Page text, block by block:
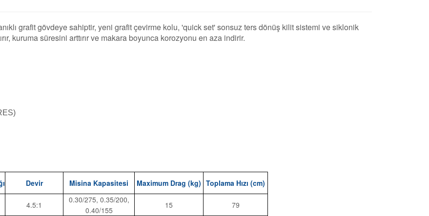
grafit gövdeye sahiptir, yeni grafit çevirme kolu, 'quick set' sonsuz ters dönüş kilit sistemi ve siklonik
kuruma süresini arttırır ve makara boyunca korozyonu en aza indirir.
Devir Misina Kapasitesi Maximum Drag (kg) Toplama Hızı (cm)
4.5:1
0.30/275, 0.35/200,
0.40/155
15 79